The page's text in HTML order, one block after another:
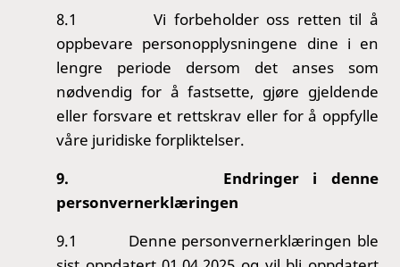
8.1 Vi forbeholder oss retten til å
oppbevare personopplysningene dine i en
lengre periode dersom det anses som
nødvendig for å fastsette, gjøre gjeldende
eller forsvare et rettskrav eller for å oppfylle
våre juridiske forpliktelser.
9.
Endringer i denne
personvernerklæringen
9.1 Denne personvernerklæringen ble